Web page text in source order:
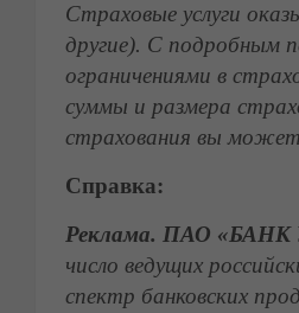
Страховые услуги
другие). С подробным
ограничениями в
суммы и размера
страхования вы
Справка:
Реклама. ПАО «БАНК
число ведущих
спектр банковских